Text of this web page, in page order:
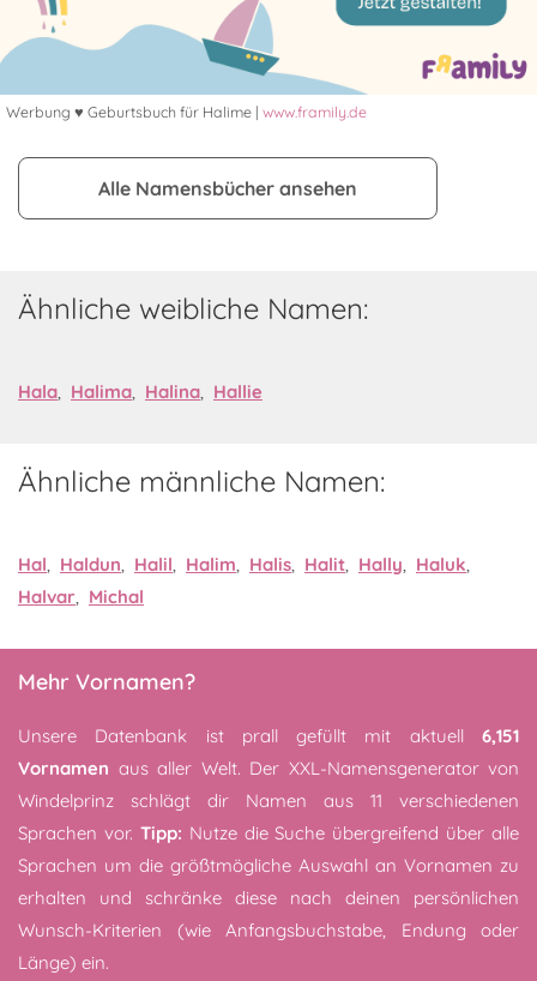
Werbung ♥ Geburtsbuch für Halime | www.framily.de
Alle Namensbücher ansehen
Ähnliche weibliche Namen:
Hala, Halima, Halina, Hallie
Ähnliche männliche Namen:
Hal, Haldun, Halil, Halim, Halis, Halit, Hally, Haluk,
Halvar, Michal
Mehr Vornamen?
Unsere Datenbank ist prall gefüllt mit aktuell 6,151
Vornamen aus aller Welt. Der XXL-Namensgenerator von
Windelprinz schlägt dir Namen aus 11 verschiedenen
Sprachen vor. Tipp: Nutze die Suche übergreifend über alle
Sprachen um die größtmögliche Auswahl an Vornamen zu
erhalten und schränke diese nach deinen persönlichen
Wunsch-Kriterien (wie Anfangsbuchstabe, Endung oder
Länge) ein.